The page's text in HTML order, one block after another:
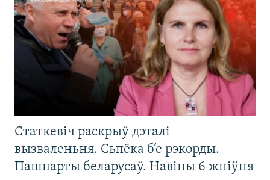
Статкевіч раскрыў дэталі
вызваленьня. Сьпёка б’е рэкорды.
Пашпарты беларусаў. Навіны 6 жніўня